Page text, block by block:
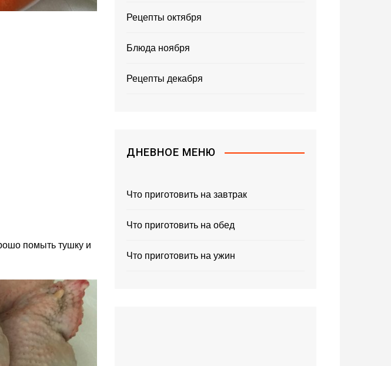
помыть тушку и
Рецепты октября
Блюда ноября
Рецепты декабря
ДНЕВНОЕ МЕНЮ
Что приготовить на завтрак
Что приготовить на обед
Что приготовить на ужин